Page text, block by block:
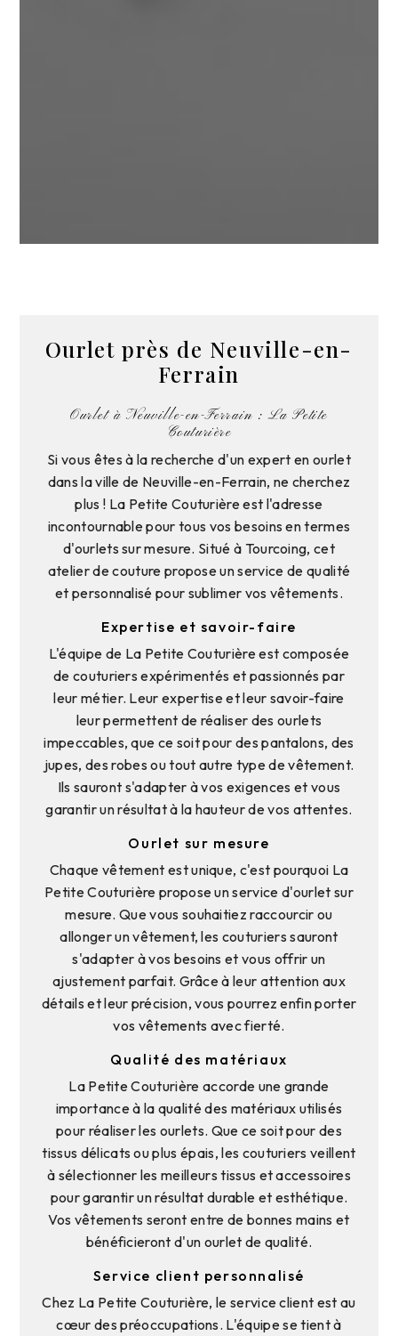
Ourlet près de Neuville-en-
Ferrain
Ourlet à Neuville-en-Ferrain : La Petite
Couturière
Si vous êtes à la recherche d'un expert en ourlet
dans la ville de Neuville-en-Ferrain, ne cherchez
plus ! La Petite Couturière est l'adresse
incontournable pour tous vos besoins en termes
d'ourlets sur mesure. Situé à Tourcoing, cet
atelier de couture propose un service de qualité
et personnalisé pour sublimer vos vêtements.
Expertise et savoir-faire
L'équipe de La Petite Couturière est composée
de couturiers expérimentés et passionnés par
leur métier. Leur expertise et leur savoir-faire
leur permettent de réaliser des ourlets
impeccables, que ce soit pour des pantalons, des
jupes, des robes ou tout autre type de vêtement.
Ils sauront s'adapter à vos exigences et vous
garantir un résultat à la hauteur de vos attentes.
Ourlet sur mesure
Chaque vêtement est unique, c'est pourquoi La
Petite Couturière propose un service d'ourlet sur
mesure. Que vous souhaitiez raccourcir ou
allonger un vêtement, les couturiers sauront
s'adapter à vos besoins et vous offrir un
ajustement parfait. Grâce à leur attention aux
détails et leur précision, vous pourrez enfin porter
vos vêtements avec fierté.
Qualité des matériaux
La Petite Couturière accorde une grande
importance à la qualité des matériaux utilisés
pour réaliser les ourlets. Que ce soit pour des
tissus délicats ou plus épais, les couturiers veillent
à sélectionner les meilleurs tissus et accessoires
pour garantir un résultat durable et esthétique.
Vos vêtements seront entre de bonnes mains et
bénéficieront d'un ourlet de qualité.
Service client personnalisé
Chez La Petite Couturière, le service client est au
cœur des préoccupations. L'équipe se tient à